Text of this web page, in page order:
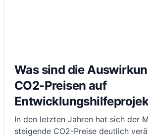
Was sind die
CO2-Preisen auf
In den letzten Jahren hat sich der
steigende CO2-Preise deutlich